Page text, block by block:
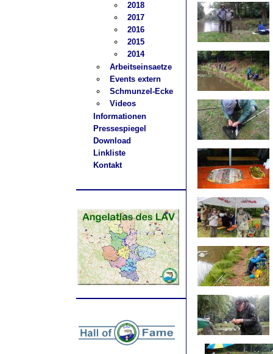
2018
2017
2016
2015
2014
Arbeitseinsaetze
Events extern
Schmunzel-Ecke
Videos
Informationen
Pressespiegel
Download
Linkliste
Kontakt